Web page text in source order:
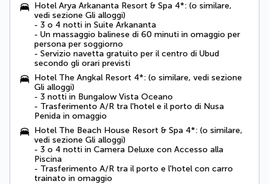
Hotel Arya Arkananta Resort & Spa 4*: (o similare,
vedi sezione Gli alloggi)
- 3 o 4 notti in Suite Arkananta
- Un massaggio balinese di 60 minuti in omaggio per
persona per soggiorno
- Servizio navetta gratuito per il centro di Ubud
secondo gli orari previsti
Hotel The Angkal Resort 4*: (o similare, vedi sezione
Gli alloggi)
- 3 notti in Bungalow Vista Oceano
- Trasferimento A/R tra l'hotel e il porto di Nusa
Penida in omaggio
Hotel The Beach House Resort & Spa 4*: (o similare,
vedi sezione Gli alloggi)
- 3 o 4 notti in Camera Deluxe con Accesso alla
Piscina
- Trasferimento A/R tra il porto e l'hotel con carro
trainato in omaggio